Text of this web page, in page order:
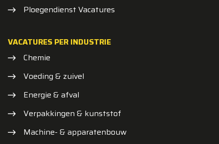
Ploegendienst Vacatures
VACATURES PER INDUSTRIE
Chemie
Voeding & zuivel
Energie & afval
Verpakkingen & kunststof
Machine- & apparatenbouw